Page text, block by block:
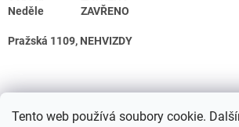
Tento web používá soubory cookie.
Neděle
ZAVŘENO
Pražská 1109, NEHVIZDY